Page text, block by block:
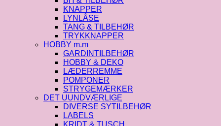
KNAPPER
LYNLÅSE
TANG & TILBEHØR
TRYKKNAPPER
HOBBY m.m
GARDINTILBEHØR
HOBBY & DEKO
LÆDERREMME
POMPONER
STRYGEMÆRKER
DET UUNDVÆRLIGE
DIVERSE SYTILBEHØR
LABELS
KRIDT & TUSCH